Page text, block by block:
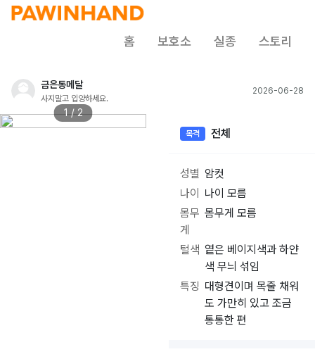
홈 보호소 실종 스토리
금은동메달
사지말고 입양하세요.
2026-06-28
1 / 2
목격 전체
성별 암컷
나이
나이 모름
몸무
게
몸무게 모름
털색 옅은 베이지색과 하얀
색 무늬 섞임
특징 대형견이며 목줄 채워
도 가만히 있고 조금
통통한 편